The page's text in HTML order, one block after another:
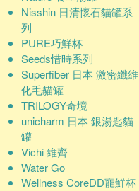
Nisshin 日清懷石貓罐系
列
PURE巧鮮杯
Seeds惜時系列
Superfiber 日本 激密纖維
化毛貓罐
TRILOGY奇境
unicharm 日本 銀湯匙貓
罐
Vichi 維齊
Water Go
Wellness CoreDD寵鮮杯